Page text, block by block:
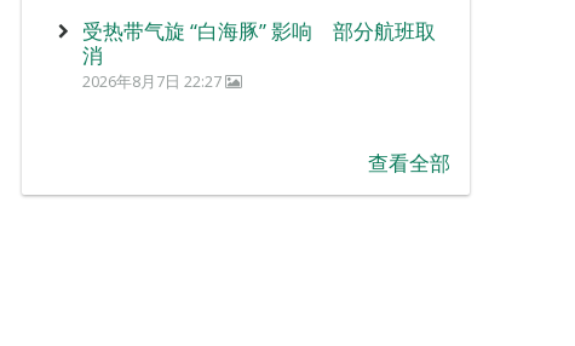
受热带气旋 “白海豚” 影响 部分航班取
消
2026年8月7日 22:27
查看全部